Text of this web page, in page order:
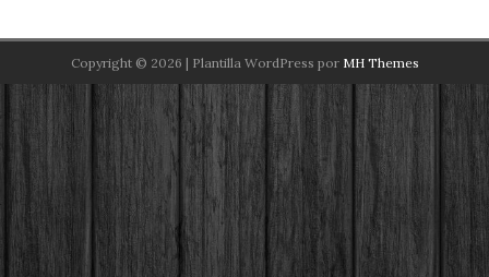
Copyright © 2026 | Plantilla WordPress por MH Themes